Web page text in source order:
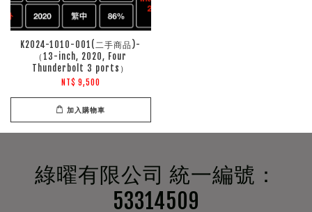
K2024-1010-001(二手商品)-
（13-inch, 2020, Four
Thunderbolt 3 ports）
NT$ 9,500
加入購物車
綠曜有限公司 統一編號：
53314509